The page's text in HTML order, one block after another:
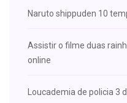
Naruto shippuden 10
Assistir o filme duas
online
Loucademia de policia 3